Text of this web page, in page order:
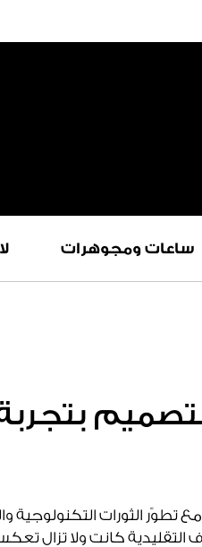
ساعات ومجوهرات
بتجربة
تطوّر الثورات التكنولوجية
التقليدية كانت ولا تزال